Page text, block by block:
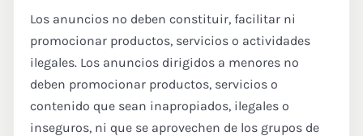
Blog
✦ Sell with AI
Login
Los anuncios no deben constituir, facilitar ni
promocionar productos, servicios o actividades
ilegales. Los anuncios dirigidos a menores no
deben promocionar productos, servicios o
contenido que sean inapropiados, ilegales o
inseguros, ni que se aprovechen de los grupos de